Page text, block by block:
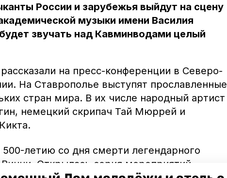
России и зарубежья выйдут на сцену
музыки имени Василия
звучать над Кавминводами целый
на пресс-конференции в Северо-
На Ставрополье выступят прославленные
стран мира. В их числе народный артист
немецкий скрипач Тай Мюррей и
летию со дня смерти легендарного
Открылась серия мероприятий